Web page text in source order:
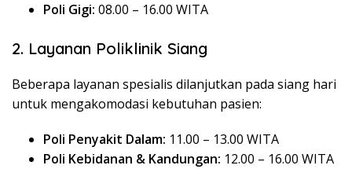
Poli Gigi: 08.00 – 16.00 WITA
2. Layanan Poliklinik Siang
Beberapa layanan spesialis dilanjutkan pada siang hari
untuk mengakomodasi kebutuhan pasien:
Poli Penyakit Dalam: 11.00 – 13.00 WITA
Poli Kebidanan & Kandungan: 12.00 – 16.00 WITA